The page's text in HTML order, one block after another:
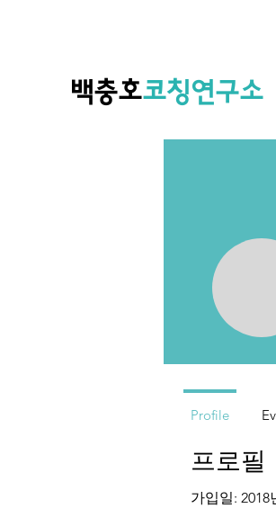
​백충호코칭연구소
프로필
가입일: 2018
Profile